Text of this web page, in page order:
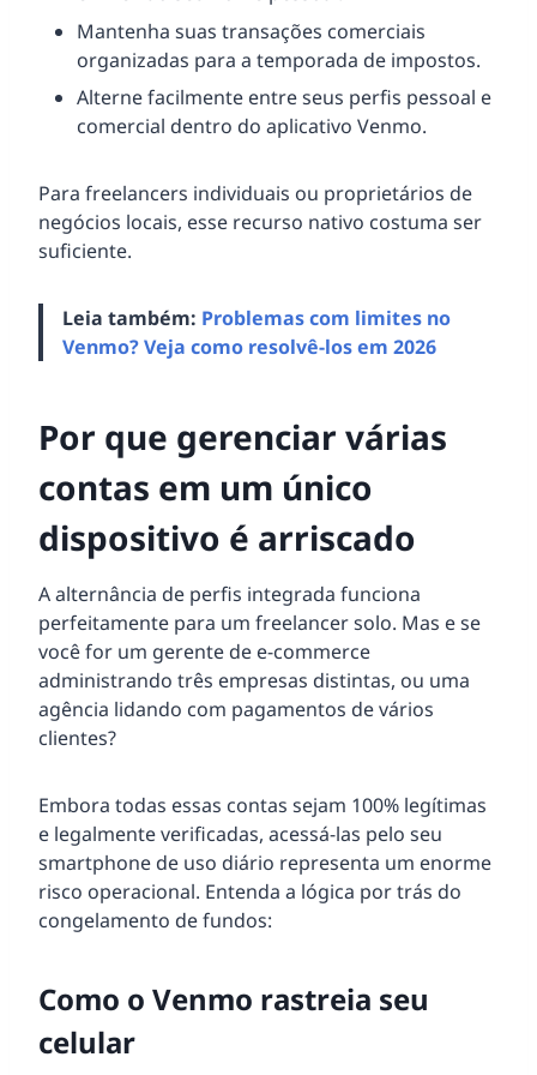
Mantenha suas transações comerciais
organizadas para a temporada de impostos.
Alterne facilmente entre seus perfis pessoal e
comercial dentro do aplicativo Venmo.
Para freelancers individuais ou proprietários de
negócios locais, esse recurso nativo costuma ser
suficiente.
Leia também: Problemas com limites no
Venmo? Veja como resolvê-los em 2026
Por que gerenciar várias
contas em um único
dispositivo é arriscado
A alternância de perfis integrada funciona
perfeitamente para um freelancer solo. Mas e se
você for um gerente de e-commerce
administrando três empresas distintas, ou uma
agência lidando com pagamentos de vários
clientes?
Embora todas essas contas sejam 100% legítimas
e legalmente verificadas, acessá-las pelo seu
smartphone de uso diário representa um enorme
risco operacional. Entenda a lógica por trás do
congelamento de fundos:
Como o Venmo rastreia seu
celular